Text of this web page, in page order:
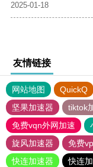
2025-01-18
友情链接
网站地图 QuickQ
坚果加速器
tiktok
免费vqn外网加速
旋风加速器
免费
快连加速器
快连